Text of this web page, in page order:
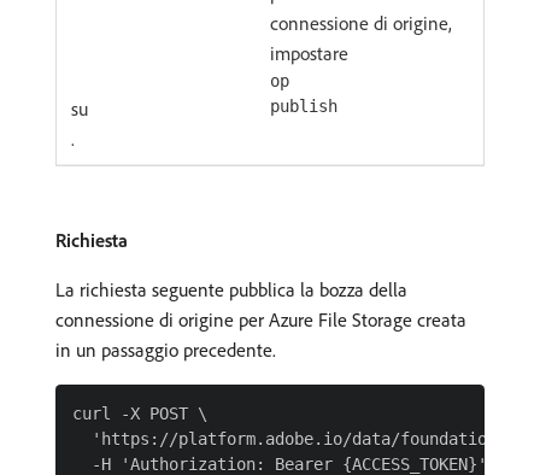
connessione di origine,
impostare
op
su publish
.
Richiesta
La richiesta seguente pubblica la bozza della
connessione di origine per Azure File Storage creata
in un passaggio precedente.
curl -X POST \
'https://platform.adobe.io/data/foundation/
  -H 'Authorization: Bearer {ACCESS_TOKEN}' \